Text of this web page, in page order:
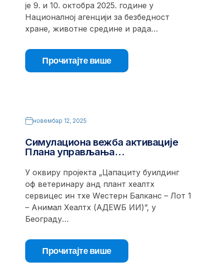
је 9. и 10. октобра 2025. године у
Националној агенцији за безбедност
хране, животне средине и рада…
Прочитајте више
новембар 12, 2025
Симулациона вежба активације
Плана управљања…
У оквиру пројекта „Цапацитy буилдинг
оф ветеринарy анд плант хеалтх
сервицес ин тхе Wестерн Балканс – Лот 1
– Анимал Хеалтх (АДЕWБ ИИ)”, у
Београду…
Прочитајте више